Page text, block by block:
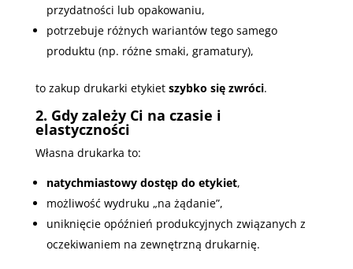
przydatności lub opakowaniu,
potrzebuje różnych wariantów tego samego
produktu (np. różne smaki, gramatury),
to zakup drukarki etykiet szybko się zwróci.
2. Gdy zależy Ci na czasie i
elastyczności
Własna drukarka to:
natychmiastowy dostęp do etykiet,
możliwość wydruku „na żądanie”,
uniknięcie opóźnień produkcyjnych związanych z
oczekiwaniem na zewnętrzną drukarnię.